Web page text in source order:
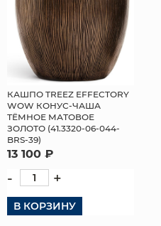
КАШПО TREEZ EFFECTORY
WOW КОНУС-ЧАША
ТЁМНОЕ МАТОВОЕ
ЗОЛОТО (41.3320-06-044-
BRS-39)
13 100 ₽
- +
В КОРЗИНУ